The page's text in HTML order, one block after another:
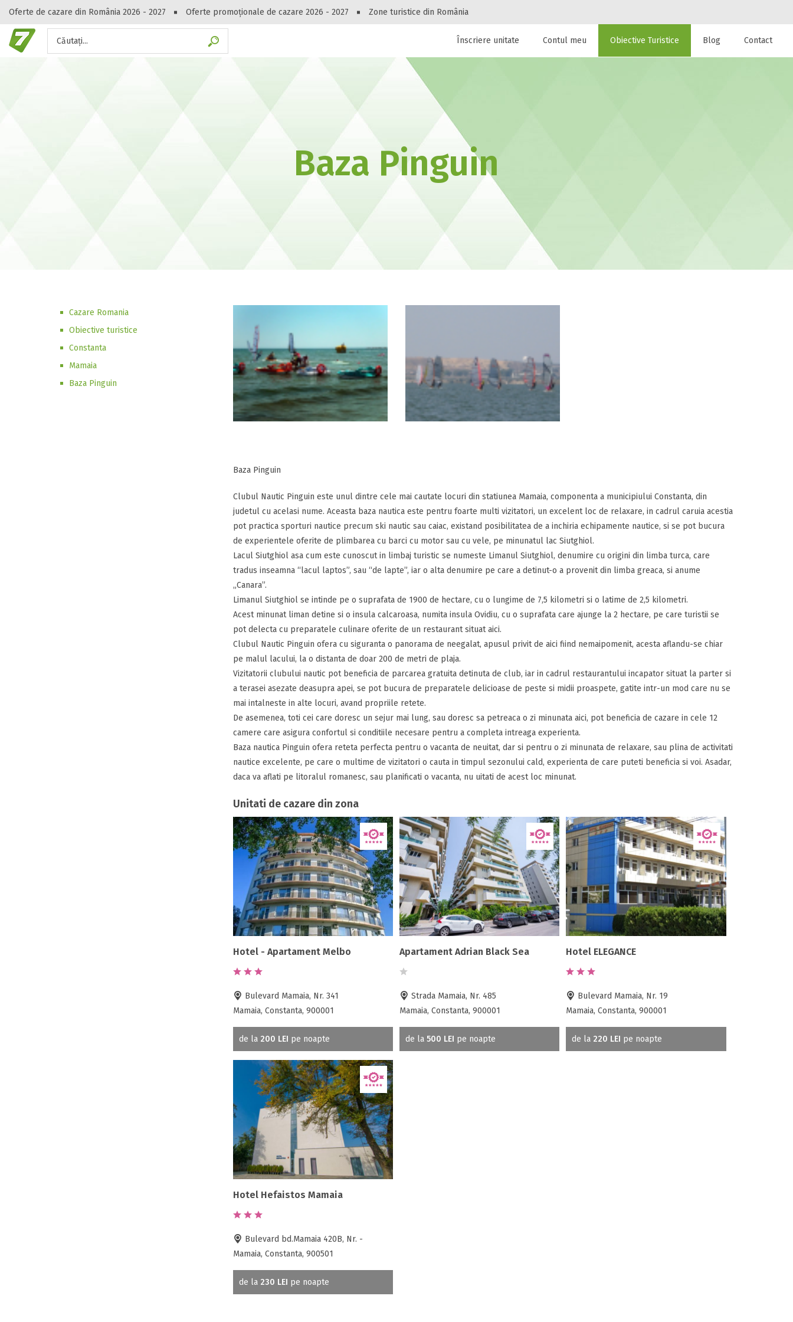
Oferte de cazare din România 2026 - 2027 Oferte promoționale de cazare 2026 - 2027 Zone turistice din România
Căutați...
Peste 10545 oferte de cazare!
Gasești hoteluri, pensiuni, vile, apartamente sau alte unitați de cazare la
cel mai bun preț.
Înscriere unitate Contul meu Obiective Turistice Blog Contact
Baza Pinguin
Cazare Romania
Obiective turistice
Constanta
Mamaia
Baza Pinguin
Baza Pinguin
Clubul Nautic Pinguin este unul dintre cele mai cautate locuri din statiunea Mamaia, componenta a municipiului Constanta, din
judetul cu acelasi nume. Aceasta baza nautica este pentru foarte multi vizitatori, un excelent loc de relaxare, in cadrul caruia acestia
pot practica sporturi nautice precum ski nautic sau caiac, existand posibilitatea de a inchiria echipamente nautice, si se pot bucura
de experientele oferite de plimbarea cu barci cu motor sau cu vele, pe minunatul lac Siutghiol.
Lacul Siutghiol asa cum este cunoscut in limbaj turistic se numeste Limanul Siutghiol, denumire cu origini din limba turca, care
tradus inseamna “lacul laptos”, sau “de lapte”, iar o alta denumire pe care a detinut-o a provenit din limba greaca, si anume
„Canara”.
Limanul Siutghiol se intinde pe o suprafata de 1900 de hectare, cu o lungime de 7,5 kilometri si o latime de 2,5 kilometri.
Acest minunat liman detine si o insula calcaroasa, numita insula Ovidiu, cu o suprafata care ajunge la 2 hectare, pe care turistii se
pot delecta cu preparatele culinare oferite de un restaurant situat aici.
Clubul Nautic Pinguin ofera cu siguranta o panorama de neegalat, apusul privit de aici fiind nemaipomenit, acesta aflandu-se chiar
pe malul lacului, la o distanta de doar 200 de metri de plaja.
Vizitatorii clubului nautic pot beneficia de parcarea gratuita detinuta de club, iar in cadrul restaurantului incapator situat la parter si
a terasei asezate deasupra apei, se pot bucura de preparatele delicioase de peste si midii proaspete, gatite intr-un mod care nu se
mai intalneste in alte locuri, avand propriile retete.
De asemenea, toti cei care doresc un sejur mai lung, sau doresc sa petreaca o zi minunata aici, pot beneficia de cazare in cele 12
camere care asigura confortul si conditiile necesare pentru a completa intreaga experienta.
Baza nautica Pinguin ofera reteta perfecta pentru o vacanta de neuitat, dar si pentru o zi minunata de relaxare, sau plina de activitati
nautice excelente, pe care o multime de vizitatori o cauta in timpul sezonului cald, experienta de care puteti beneficia si voi. Asadar,
daca va aflati pe litoralul romanesc, sau planificati o vacanta, nu uitati de acest loc minunat.
Unitati de cazare din zona
Hotel - Apartament Melbo
Bulevard Mamaia, Nr. 341
Mamaia, Constanta, 900001
de la 200 LEI pe noapte
Apartament Adrian Black Sea
Strada Mamaia, Nr. 485
Mamaia, Constanta, 900001
de la 500 LEI pe noapte
Hotel ELEGANCE
Bulevard Mamaia, Nr. 19
Mamaia, Constanta, 900001
de la 220 LEI pe noapte
Hotel Hefaistos Mamaia
Bulevard bd.Mamaia 420B, Nr. -
Mamaia, Constanta, 900501
de la 230 LEI pe noapte